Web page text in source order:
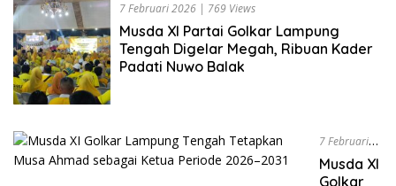
dengan
Gerakan
7 Februari 2026 | 769 Views
Musda XI Partai Golkar Lampung
Tengah Digelar Megah, Ribuan Kader
Padati Nuwo Balak
7 Februari
2026|951
Views
Musda XI
Golkar